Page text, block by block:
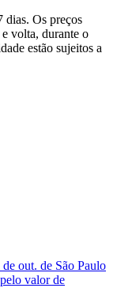
dias. Os preços
volta, durante o
estão sujeitos a
out. de São Paulo
valor de